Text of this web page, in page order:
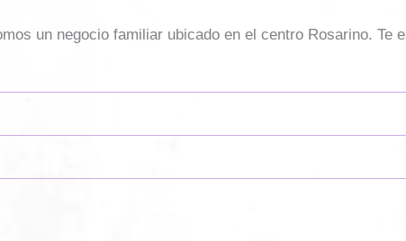
un negocio familiar ubicado en el centro Rosarino. Te